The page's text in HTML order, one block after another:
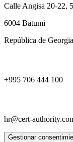
Calle Angisa 20-22,
6004 Batumi
República de Georgia
+995 706 444 100
hr@cert-
Gestionar